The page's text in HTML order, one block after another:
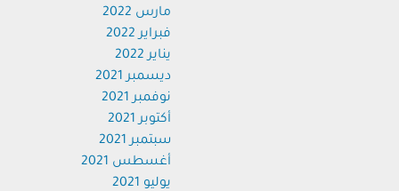
مارس 2022
فبراير 2022
يناير 2022
ديسمبر 2021
نوفمبر 2021
أكتوبر 2021
سبتمبر 2021
أغسطس 2021
يوليو 2021